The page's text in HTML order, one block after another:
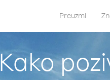
Preuzmi
Kako